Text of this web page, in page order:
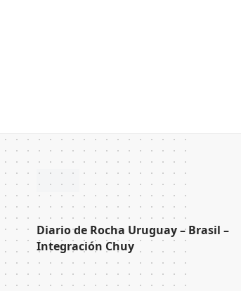
Diario de Rocha Uruguay – Brasil –
Integración Chuy